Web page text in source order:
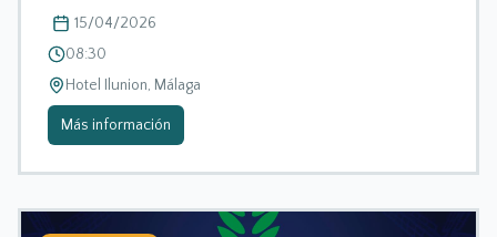
15/04/2026
08:30
Hotel Ilunion, Málaga
Más información